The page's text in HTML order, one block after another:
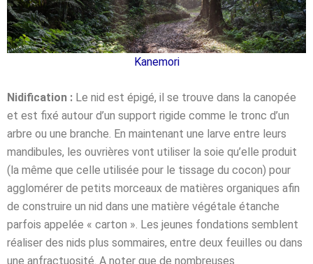
Kanemori
Nidification : Le nid est épigé, il se trouve dans la canopée
et est fixé autour d’un support rigide comme le tronc d’un
arbre ou une branche. En maintenant une larve entre leurs
mandibules, les ouvrières vont utiliser la soie qu’elle produit
(la même que celle utilisée pour le tissage du cocon) pour
agglomérer de petits morceaux de matières organiques afin
de construire un nid dans une matière végétale étanche
parfois appelée « carton ». Les jeunes fondations semblent
réaliser des nids plus sommaires, entre deux feuilles ou dans
une anfractuosité. A noter que de nombreuses